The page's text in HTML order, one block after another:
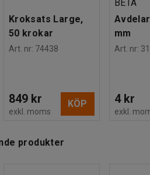
Kroksats Large,
50 krokar
Art. nr: 74438
849 kr
exkl. moms
KÖP
BETA
mm
Art. nr:
4 kr
exkl.
produkter